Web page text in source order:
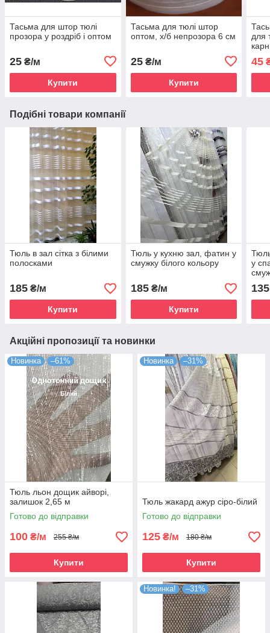
Тасьма для штор тюлі
прозора у роздріб і оптом
25 ₴/м
Купити
Тасьма для тюлі штор
оптом, х/б непрозора 6 см
25₴/м
Купити
для
45
Подібні товари компанії
Тюль в зал сітка з білими
полосками
185 ₴/м
Купити
Тюль у кухню зал, фатин у
смужку білого кольору
185₴/м
Купити
у
135
Акційні пропозиції та новинки
Новинка –61%
Тюль льон дощик айворі,
залишок 2,65 м
Готово до відправки
100 ₴/м 255 ₴/м
Купити
Новинка –31%
Тюль жакард ажур сіро-білий
Готово до відправки
125 ₴/м 180 ₴/м
Купити
Новинка! –31%